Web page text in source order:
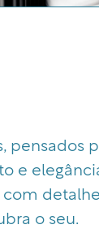
pensados
e
o seu.